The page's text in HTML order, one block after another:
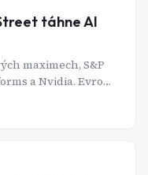
táhne AI
maximech, S&P
a Nvidia. Evropa
sektoru,